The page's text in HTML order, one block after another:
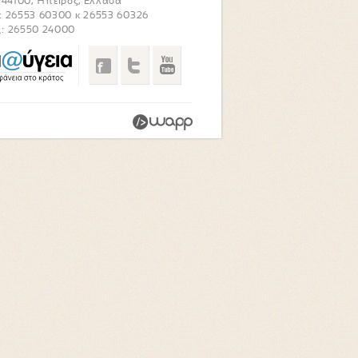
26553 60300 κ 26553 60326
26550 24000